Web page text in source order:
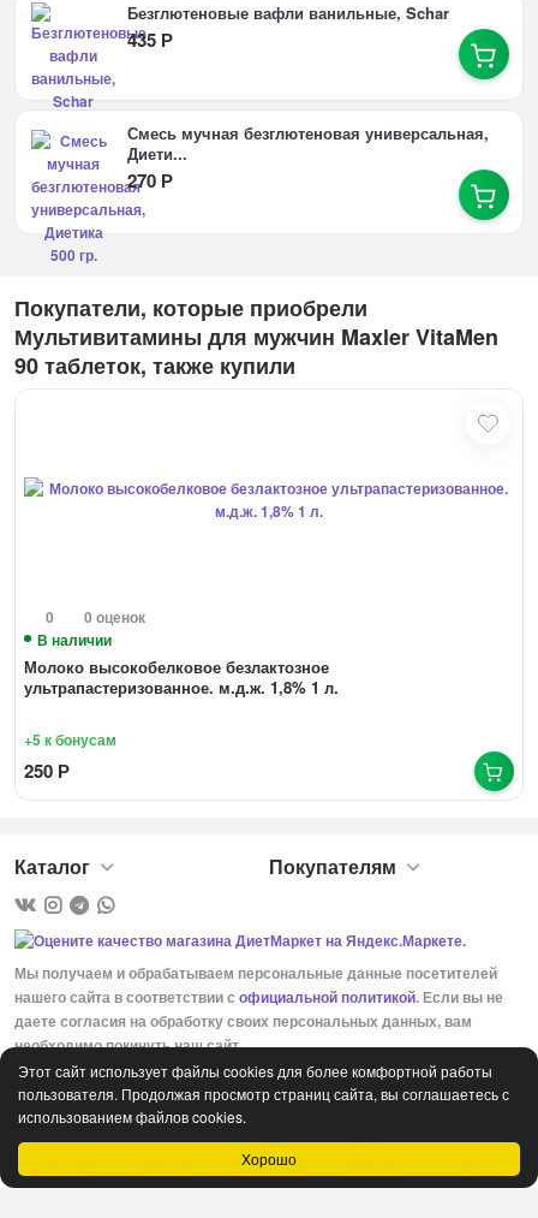
Хорошо
Этот сайт использует файлы cookies для более комфортной работы
пользователя. Продолжая просмотр страниц сайта, вы соглашаетесь с
использованием файлов cookies.
Избранное
Безглютеновые вафли ванильные, Schar
435 Р
Смесь мучная безглютеновая универсальная,
Диети...
270 Р
Покупатели, которые приобрели
Мультивитамины для мужчин Maxler VitaMen
90 таблеток, также купили
0
0 оценок
В наличии
Молоко высокобелковое безлактозное
ультрапастеризованное. м.д.ж. 1,8% 1 л.
+5 к бонусам
250 Р
Каталог Покупателям
Мы получаем и обрабатываем персональные данные посетителей
нашего сайта в соответствии софициальной политикой. Если вы не
даете согласия на обработку своих персональных данных, вам
необходимо покинуть наш сайт.